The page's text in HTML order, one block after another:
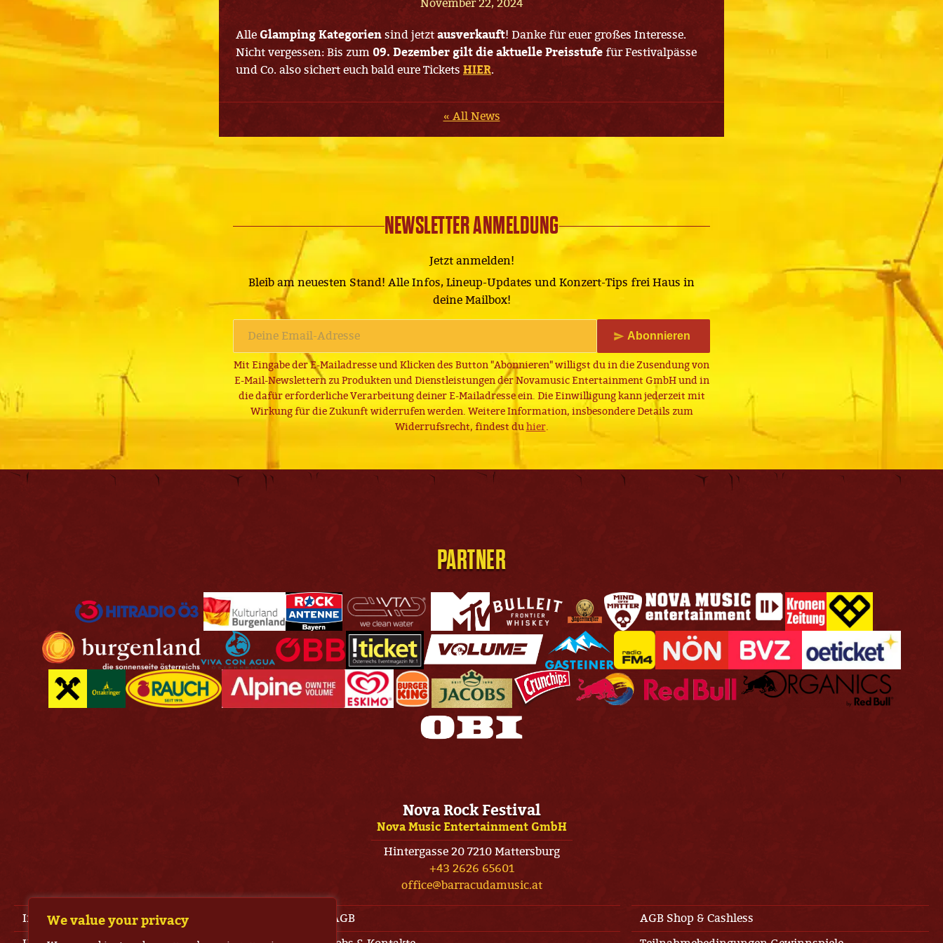
We value your privacy
November 22, 2024
Alle Glamping Kategorien sind jetzt ausverkauft! Danke für euer großes Interesse.
Nicht vergessen: Bis zum 09. Dezember gilt die aktuelle Preisstufe für Festivalpässe
und Co. also sichert euch bald eure Tickets HIER.
« All News
NEWSLETTER ANMELDUNG
Jetzt anmelden!
Bleib am neuesten Stand! Alle Infos, Lineup-Updates und Konzert-Tips frei Haus in
deine Mailbox!
Abonnieren
Mit Eingabe der E-Mailadresse und Klicken des Button "Abonnieren" willigst du in die Zusendung von
E-Mail-Newslettern zu Produkten und Dienstleistungen der Novamusic Entertainment GmbH und in
die dafür erforderliche Verarbeitung deiner E-Mailadresse ein. Die Einwilligung kann jederzeit mit
Wirkung für die Zukunft widerrufen werden. Weitere Information, insbesondere Details zum
Widerrufsrecht, findest duhier.
PARTNER
Nova Rock Festival
Nova Music Entertainment GmbH
Hintergasse 20 7210 Mattersburg
+43 2626 65601
office@barracudamusic.at
Impressum AGB
AGB Shop & Cashless